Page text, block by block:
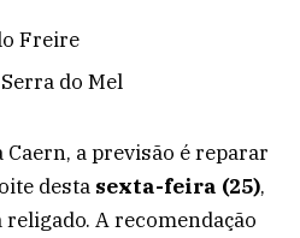
Freire
do Mel
a previsão é reparar
desta sexta-feira (25),
A recomendação